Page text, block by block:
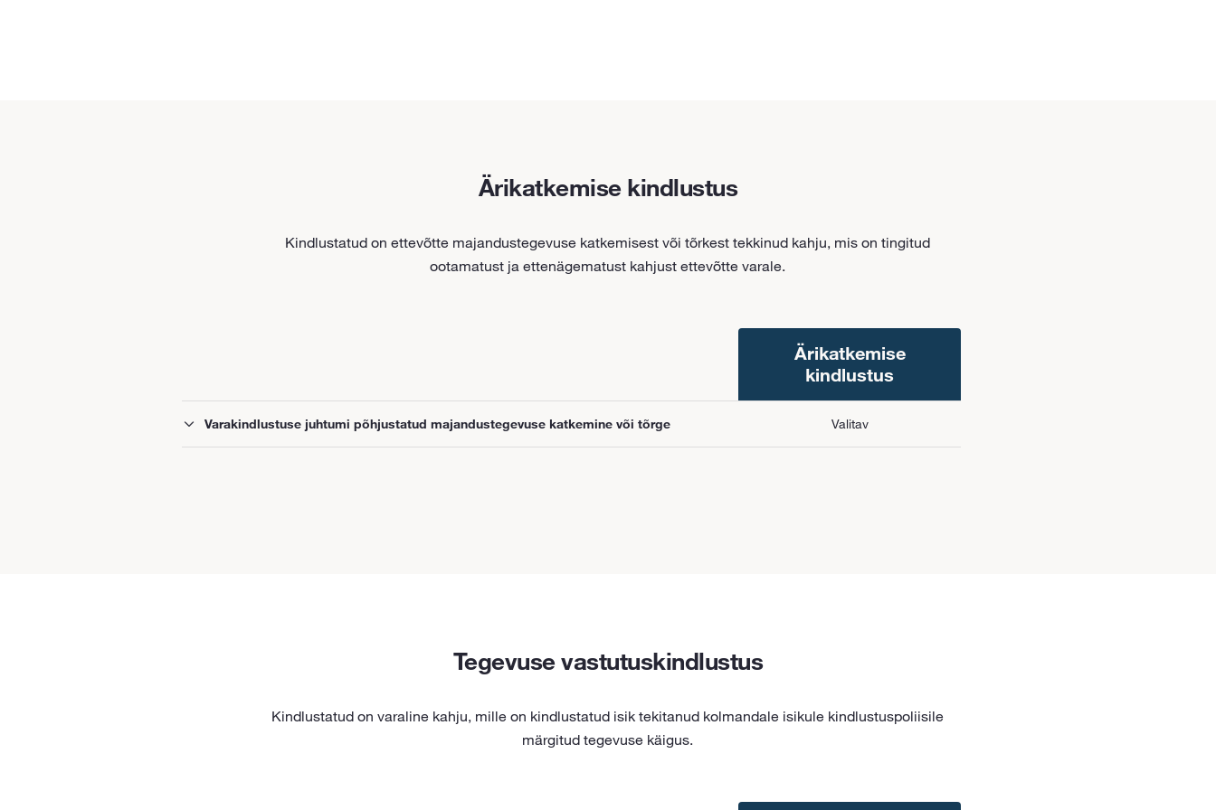
Ärikatkemise kindlustus
Kindlustatud on ettevõtte majandustegevuse katkemisest või tõrkest tekkinud kahju, mis on tingitud
ootamatust ja ettenägematust kahjust ettevõtte varale.
Ärikatkemise
kindlustus
Varakindlustuse juhtumi põhjustatud majandustegevuse katkemine või tõrge Valitav
Tegevuse vastutuskindlustus
Kindlustatud on varaline kahju, mille on kindlustatud isik tekitanud kolmandale isikule kindlustuspoliisile
märgitud tegevuse käigus.